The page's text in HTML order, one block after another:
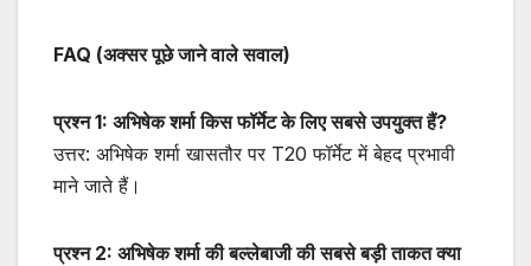
FAQ (अक्सर पूछे जाने वाले सवाल)
प्रश्न 1: अभिषेक शर्मा किस फॉर्मेट के लिए सबसे उपयुक्त हैं?
उत्तर: अभिषेक शर्मा खासतौर पर T20 फॉर्मेट में बेहद प्रभावी
माने जाते हैं।
प्रश्न 2: अभिषेक शर्मा की बल्लेबाजी की सबसे बड़ी ताकत क्या